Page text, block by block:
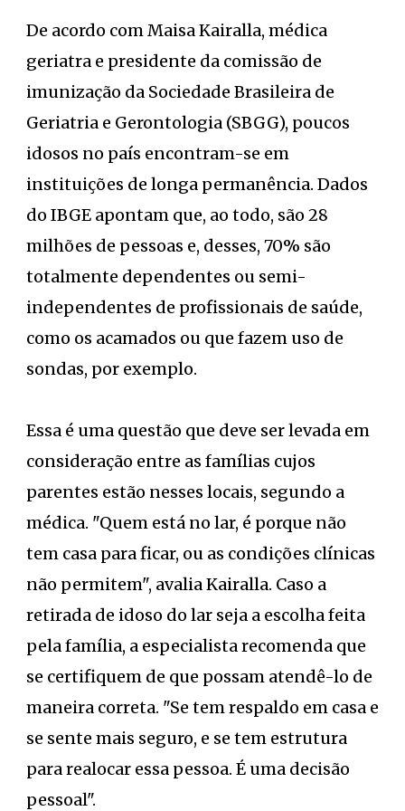
De acordo com Maisa Kairalla, médica
geriatra e presidente da comissão de
imunização da Sociedade Brasileira de
Geriatria e Gerontologia (SBGG), poucos
idosos no país encontram-se em
instituições de longa permanência. Dados
do IBGE apontam que, ao todo, são 28
milhões de pessoas e, desses, 70% são
totalmente dependentes ou semi-
independentes de profissionais de saúde,
como os acamados ou que fazem uso de
sondas, por exemplo.
Essa é uma questão que deve ser levada em
consideração entre as famílias cujos
parentes estão nesses locais, segundo a
médica. "Quem está no lar, é porque não
tem casa para ficar, ou as condições clínicas
não permitem", avalia Kairalla. Caso a
retirada de idoso do lar seja a escolha feita
pela família, a especialista recomenda que
se certifiquem de que possam atendê-lo de
maneira correta. "Se tem respaldo em casa e
se sente mais seguro, e se tem estrutura
para realocar essa pessoa. É uma decisão
pessoal".